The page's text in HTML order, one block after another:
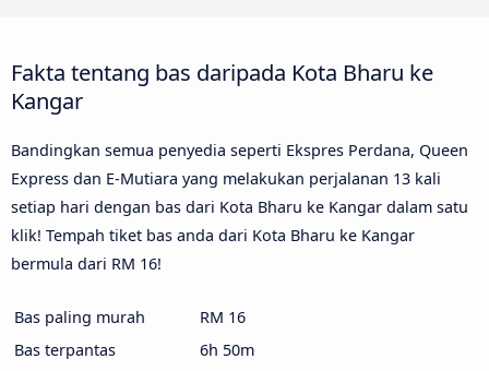
Fakta tentang bas daripada Kota Bharu ke
Kangar
Bandingkan semua penyedia seperti Ekspres Perdana, Queen
Express dan E-Mutiara yang melakukan perjalanan 13 kali
setiap hari dengan bas dari Kota Bharu ke Kangar dalam satu
klik! Tempah tiket bas anda dari Kota Bharu ke Kangar
bermula dari RM 16!
Bas paling murah
RM 16
Bas terpantas
6h 50m